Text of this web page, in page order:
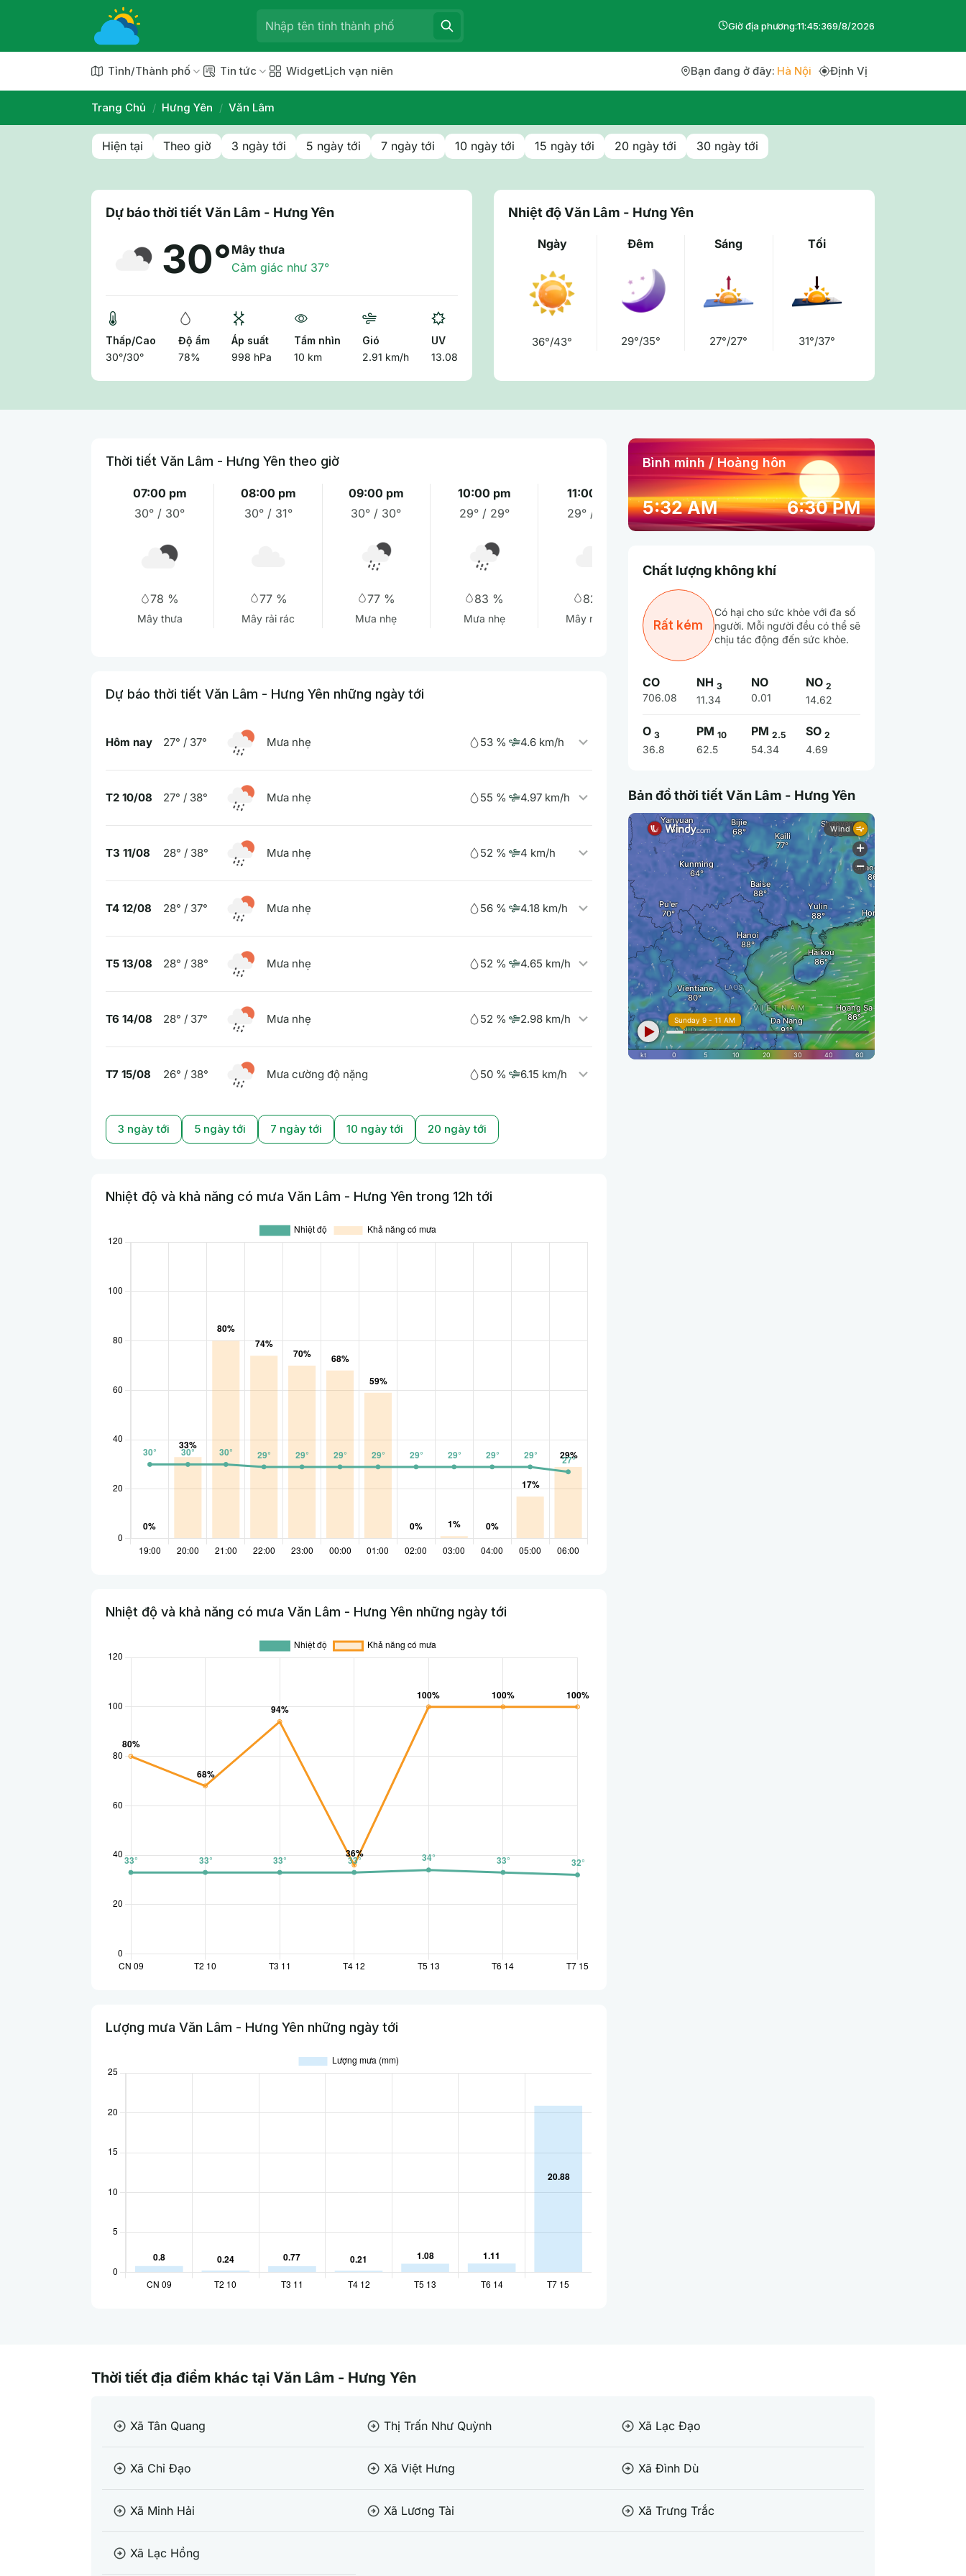
Giờ địa phương:11:45:369/8/2026
Tỉnh/Thành phố Tin tức WidgetLịch vạn niên Bạn đang ở đây: Hà Nội Định Vị
Trang Chủ / Hưng Yên / Văn Lâm
Hiện tại Theo giờ 3 ngày tới 5 ngày tới 7 ngày tới 10 ngày tới 15 ngày tới 20 ngày tới 30 ngày tới
Dự báo thời tiết Văn Lâm - Hưng Yên
30° Mây thưa
Cảm giác như 37°
Thấp/Cao
30°/30°
Độ ẩm
78%
Áp suất
998 hPa
Tầm nhìn
10 km
Gió
2.91 km/h
UV
13.08
Nhiệt độ Văn Lâm - Hưng Yên
Ngày
36°/43°
Đêm
29°/35°
Sáng
27°/27°
Tối
31°/37°
Thời tiết Văn Lâm - Hưng Yên theo giờ
07:00 pm
30° / 30°
78 %
Mây thưa
08:00 pm
30° / 31°
77 %
Mây rải rác
09:00 pm
30° / 30°
77 %
Mưa nhẹ
10:00 pm
29° / 29°
83 %
Mưa nhẹ
11:00 pm
29° / 29°
82 %
Mây rải rác
12:00 am
29° / 29°
81 %
Mây rải rác
01:00 am
29° / 29°
Mây rải rác
Dự báo thời tiết Văn Lâm - Hưng Yên những ngày tới
Hôm nay 27° / 37° Mưa nhẹ 53 % 4.6 km/h
T2 10/08 27° / 38° Mưa nhẹ 55 % 4.97 km/h
T3 11/08 28° / 38° Mưa nhẹ 52 % 4 km/h
T4 12/08 28° / 37° Mưa nhẹ 56 % 4.18 km/h
T5 13/08 28° / 38° Mưa nhẹ 52 % 4.65 km/h
T6 14/08 28° / 37° Mưa nhẹ 52 % 2.98 km/h
T7 15/08 26° / 38° Mưa cường độ nặng 50 % 6.15 km/h
3 ngày tới 5 ngày tới 7 ngày tới 10 ngày tới 20 ngày tới
Nhiệt độ và khả năng có mưa Văn Lâm - Hưng Yên trong 12h tới
Nhiệt độ và khả năng có mưa Văn Lâm - Hưng Yên những ngày tới
Lượng mưa Văn Lâm - Hưng Yên những ngày tới
Bình minh / Hoàng hôn
5:32 AM 6:30 PM
Chất lượng không khí
Rất kém
Có hại cho sức khỏe với đa số
người. Mỗi người đều có thể sẽ
chịu tác động đến sức khỏe.
CO
706.08
NH3
11.34
NO
0.01
NO2
14.62
O 3
36.8
PM10
62.5
PM2.5
54.34
SO2
4.69
Bản đồ thời tiết Văn Lâm - Hưng Yên
Thời tiết địa điểm khác tại Văn Lâm - Hưng Yên
arrow_circle_right Xã Tân Quang arrow_circle_right Thị Trấn Như Quỳnh arrow_circle_right Xã Lạc Đạo
arrow_circle_right Xã Chỉ Đạo arrow_circle_right Xã Việt Hưng arrow_circle_right Xã Đình Dù
arrow_circle_right Xã Minh Hải arrow_circle_right Xã Lương Tài arrow_circle_right Xã Trưng Trắc
arrow_circle_right Xã Lạc Hồng